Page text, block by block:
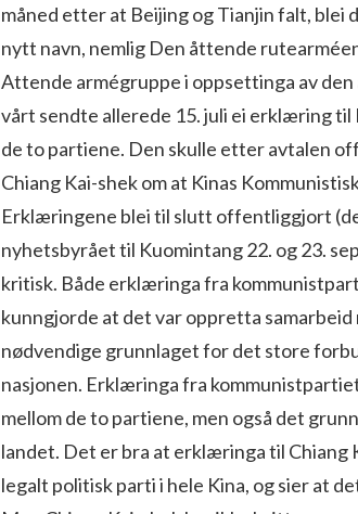
måned etter at Beijing og Tianjin falt,
nytt navn, nemlig Den åttende
Attende armégruppe i oppsettinga av
vårt sendte allerede 15. juli ei erklæring
de to partiene. Den skulle etter avtalen
Chiang Kai-shek om at Kinas
Erklæringene blei til slutt offentlig­gjort
nyhetsbyrået til Kuomintang 22. og 23.
kritisk. Både erklæringa fra
kunngjorde at det var oppretta
nødvendige grunnlaget for det store
nasjonen. Erklæringa fra
mellom de to partiene, men også det
landet. Det er bra at erklæringa til Chiang
legalt politisk parti i hele Kina, og sier at